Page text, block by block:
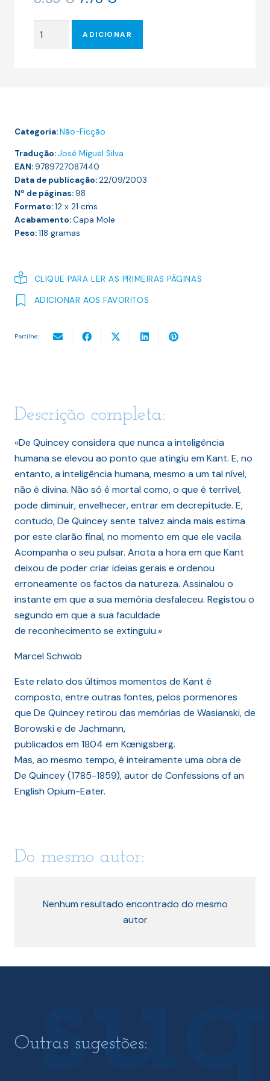
original
era:
8.59 €.
atual
é:
7.73 €.
KANT
ADICIONAR
Categoria:Não-Ficção
Tradução:José Miguel Silva
EAN:9789727087440
Data de publicação:22/09/2003
Nº de páginas:98
Formato:12 x 21 cms
Acabamento:Capa Mole
Peso:118 gramas
CLIQUE PARA LER AS PRIMEIRAS PÁGINAS
ADICIONAR AOS FAVORITOS
Partilhe:
Descrição completa:
«De Quincey considera que nunca a inteligência
humana se elevou ao ponto que atingiu em Kant. E, no
entanto, a inteligência humana, mesmo a um tal nível,
não é divina. Não só é mortal como, o que é terrível,
pode diminuir, envelhecer, entrar em decrepitude. E,
contudo, De Quincey sente talvez ainda mais estima
por este clarão final, no momento em que ele vacila.
Acompanha o seu pulsar. Anota a hora em que Kant
deixou de poder criar ideias gerais e ordenou
erroneamente os factos da natureza. Assinalou o
instante em que a sua memória desfaleceu. Registou o
segundo em que a sua faculdade
de reconhecimento se extinguiu.»
Marcel Schwob
Este relato dos últimos momentos de Kant é
composto, entre outras fontes, pelos pormenores
que De Quincey retirou das memórias de Wasianski, de
Borowski e de Jachmann,
publicados em 1804 em Kœnigsberg.
Mas, ao mesmo tempo, é inteiramente uma obra de
De Quincey (1785-1859), autor de Confessions of an
English Opium-Eater.
Do mesmo autor:
Nenhum resultado encontrado do mesmo
autor
Outras sugestões: